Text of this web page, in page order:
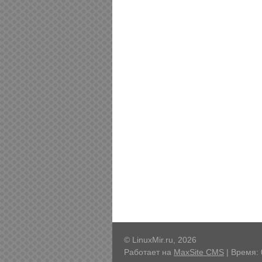
© LinuxMir.ru, 2026
Работает на MaxSite CMS | Время: